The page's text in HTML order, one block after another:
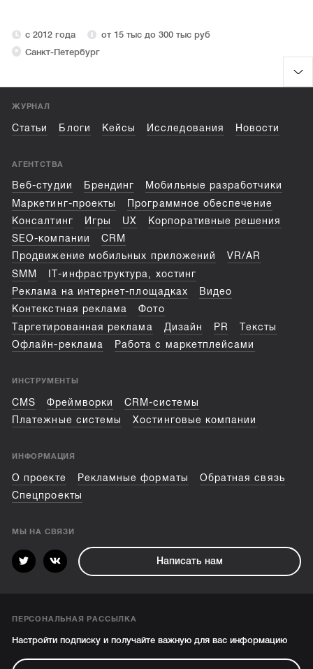
с 2012 года
от 15 тыс до 300 тыс руб
Санкт-Петербург
ЖУРНАЛ
Статьи Блоги Кейсы Исследования Новости
АГЕНТСТВА
Веб-студии Брендинг
Мобильные разработчики
Маркетинг-проекты
Программное обеспечение
Консалтинг
Игры UX
Корпоративные решения
SEO-компании
CRM
Продвижение мобильных приложений
VR/AR
SMM
IT-инфраструктура, хостинг
Реклама на интернет-площадках
Видео
Контекстная реклама
Фото
Таргетированная реклама
Дизайн PR
Тексты
Офлайн-реклама
Работа с маркетплейсами
ИНСТРУМЕНТЫ
CMS Фреймворки
CRM-системы
Платежные системы
Хостинговые компании
ИНФОРМАЦИЯ
О проекте Рекламные форматы
Обратная связь
Спецпроекты
МЫ НА СВЯЗИ
Написать нам
ПЕРСОНАЛЬНАЯ РАССЫЛКА
Настройти подписку и получайте важную для вас информацию